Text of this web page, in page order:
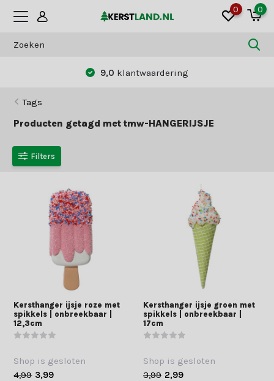
0 0
9,0 klantwaardering
Tags
Producten getagd met tmw-HANGERIJSJE
Filters
Kersthanger ijsje roze met
spikkels | onbreekbaar |
12,3cm
Shop is gesloten
4,99 3,99
Kersthanger ijsje groen met
spikkels | onbreekbaar |
17cm
Shop is gesloten
3,99 2,99